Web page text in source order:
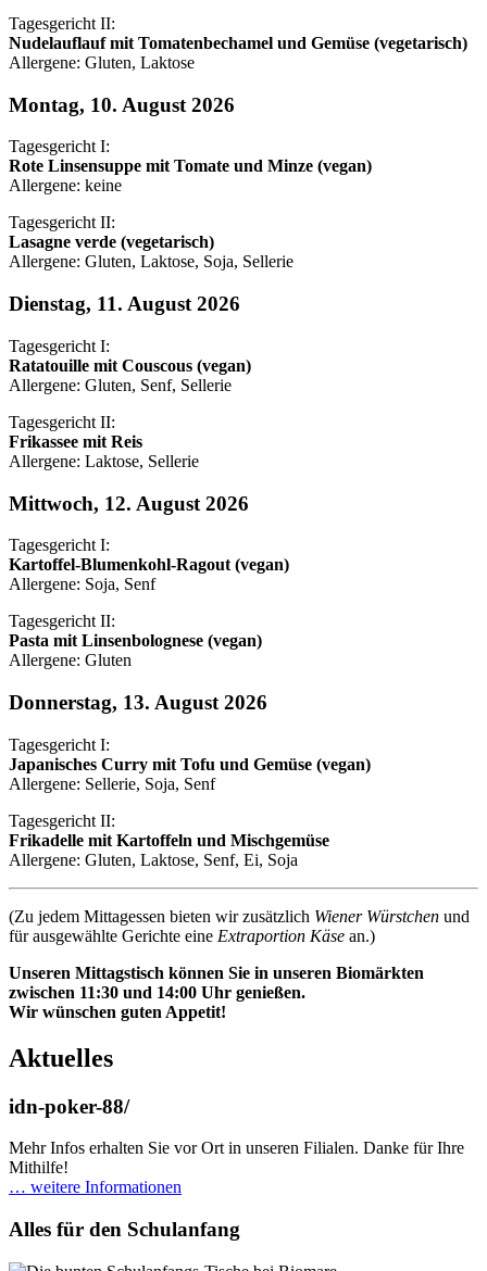
Tagesgericht II:
Nudelauflauf mit Tomatenbechamel und Gemüse (vegetarisch)
Allergene: Gluten, Laktose
Montag, 10. August 2026
Tagesgericht I:
Rote Linsensuppe mit Tomate und Minze (vegan)
Allergene: keine
Tagesgericht II:
Lasagne verde (vegetarisch)
Allergene: Gluten, Laktose, Soja, Sellerie
Dienstag, 11. August 2026
Tagesgericht I:
Ratatouille mit Couscous (vegan)
Allergene: Gluten, Senf, Sellerie
Tagesgericht II:
Frikassee mit Reis
Allergene: Laktose, Sellerie
Mittwoch, 12. August 2026
Tagesgericht I:
Kartoffel-Blumenkohl-Ragout (vegan)
Allergene: Soja, Senf
Tagesgericht II:
Pasta mit Linsenbolognese (vegan)
Allergene: Gluten
Donnerstag, 13. August 2026
Tagesgericht I:
Japanisches Curry mit Tofu und Gemüse (vegan)
Allergene: Sellerie, Soja, Senf
Tagesgericht II:
Frikadelle mit Kartoffeln und Mischgemüse
Allergene: Gluten, Laktose, Senf, Ei, Soja
(Zu jedem Mittagessen bieten wir zusätzlich Wiener Würstchen und
für ausgewählte Gerichte eine Extraportion Käse an.)
Unseren Mittagstisch können Sie in unseren Biomärkten
zwischen 11:30 und 14:00 Uhr genießen.
Wir wünschen guten Appetit!
Aktuelles
idn-poker-88/
Mehr Infos erhalten Sie vor Ort in unseren Filialen. Danke für Ihre
Mithilfe!
… weitere Informationen
Alles für den Schulanfang